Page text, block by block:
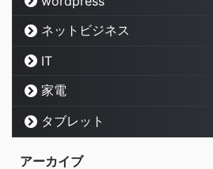
ネットビジネス
IT
家電
タブレット
アーカイブ